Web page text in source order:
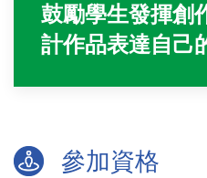
鼓勵學生發揮創
計作品表達自己
參加資格